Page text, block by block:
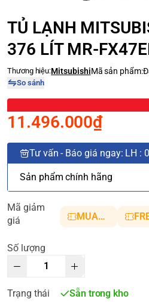
TỦ LẠNH
376 LÍT MR-
Thương hiệu:MitsubishiMã sản phẩm:
So sánh
11.496.000₫
Tư vấn - Báo giá ngay: LH :
Sản phẩm chính hãng
Mã giảm
giá
MUANHANH01
Số lượng
Trạng thái Sẵn trong kho